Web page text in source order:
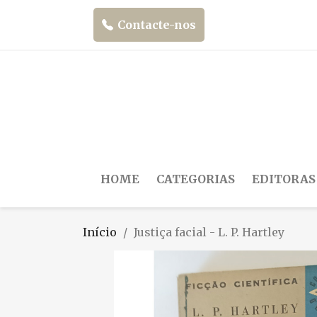
Contacte-nos
HOME CATEGORIAS EDITORAS
Início Justiça facial - L. P. Hartley